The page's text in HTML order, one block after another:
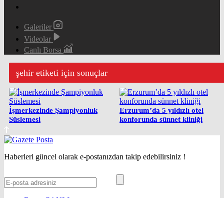
Galeriler
Videolar
Canlı Borsa
şehir etiketi için sonuçlar
İşmerkezinde Şampiyonluk
Süslemesi
Erzurum’da 5 yıldızlı otel
konforunda sünnet kliniği
Haberleri güncel olarak e-postanızdan takip edebilirsiniz !